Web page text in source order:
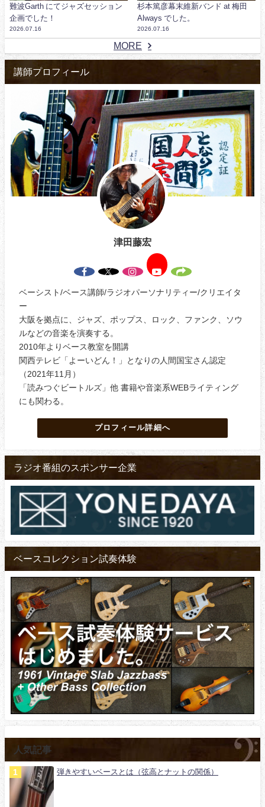
難波Garth にてジャズセッション
企画でした！
2026.07.16
杉本篤彦幕末維新バンド at 梅田
Always でした。
2026.07.16
MORE
講師プロフィール
津田藤宏
ベーシスト/ベース講師/ラジオパーソナリティー/クリエイタ
ー
大阪を拠点に、ジャズ、ポップス、ロック、ファンク、ソウ
ルなどの音楽を演奏する。
2010年よりベース教室を開講
関西テレビ「よーいどん！」となりの人間国宝さん認定
（2021年11月）
「読みつぐビートルズ」他 書籍や音楽系WEBライティング
にも関わる。
プロフィール詳細へ
ラジオ番組のスポンサー企業
ベースコレクション試奏体験
人気記事
弾きやすいベースとは（弦高とナットの関係）